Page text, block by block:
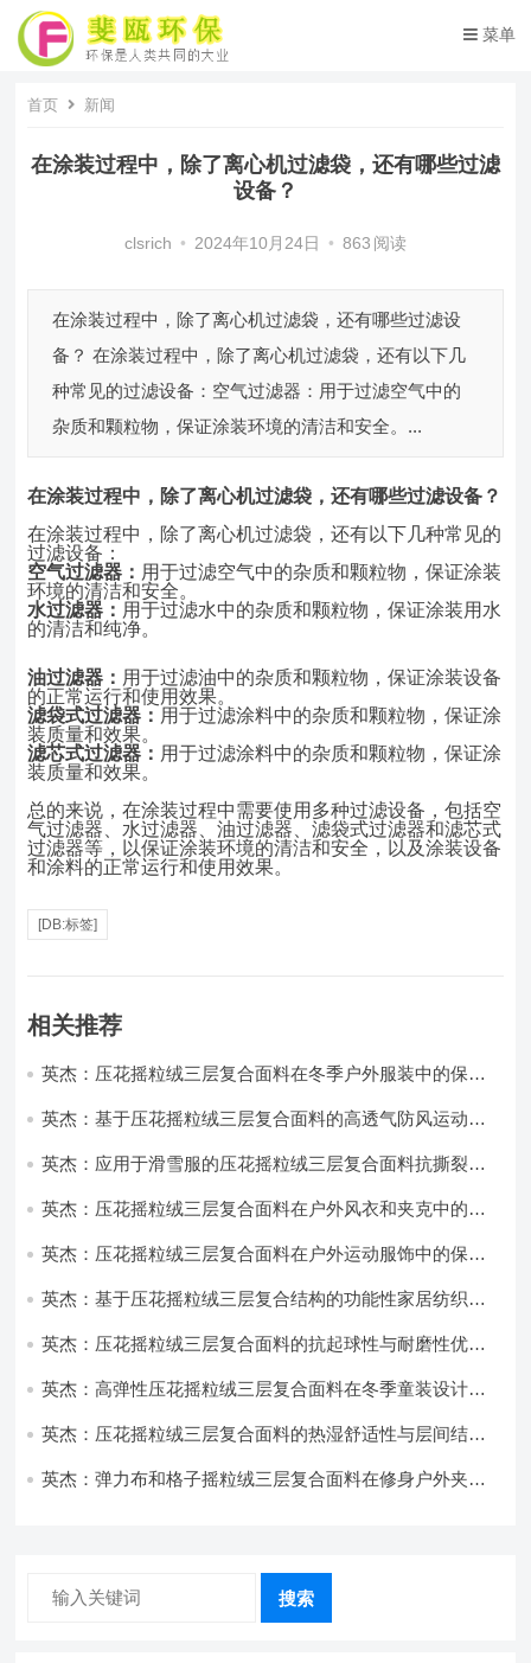
菜单
首页 新闻
在涂装过程中，除了离心机过滤袋，还有哪些过滤
设备？
clsrich • 2024年10月24日 • 863 阅读
在涂装过程中，除了离心机过滤袋，还有哪些过滤设
备？ 在涂装过程中，除了离心机过滤袋，还有以下几
种常见的过滤设备：空气过滤器：用于过滤空气中的
杂质和颗粒物，保证涂装环境的清洁和安全。...
在涂装过程中，除了离心机过滤袋，还有哪些过滤设备？
在涂装过程中，除了离心机过滤袋，还有以下几种常见的
过滤设备：
空气过滤器： 用于过滤空气中的杂质和颗粒物，保证涂装
环境的清洁和安全。
水过滤器： 用于过滤水中的杂质和颗粒物，保证涂装用水
的清洁和纯净。
油过滤器： 用于过滤油中的杂质和颗粒物，保证涂装设备
的正常运行和使用效果。
滤袋式过滤器： 用于过滤涂料中的杂质和颗粒物，保证涂
装质量和效果。
滤芯式过滤器： 用于过滤涂料中的杂质和颗粒物，保证涂
装质量和效果。
总的来说，在涂装过程中需要使用多种过滤设备，包括空
气过滤器、水过滤器、油过滤器、滤袋式过滤器和滤芯式
过滤器等，以保证涂装环境的清洁和安全，以及涂装设备
和涂料的正常运行和使用效果。
[DB:标签]
相关推荐
英杰：压花摇粒绒三层复合面料在冬季户外服装中的保暖
英杰：基于压花摇粒绒三层复合面料的高透气防风运动服
英杰：应用于滑雪服的压花摇粒绒三层复合面料抗撕裂与
英杰：压花摇粒绒三层复合面料在户外风衣和夹克中的应
英杰：压花摇粒绒三层复合面料在户外运动服饰中的保暖
英杰：基于压花摇粒绒三层复合结构的功能性家居纺织品
英杰：压花摇粒绒三层复合面料的抗起球性与耐磨性优化
英杰：高弹性压花摇粒绒三层复合面料在冬季童装设计中
英杰：压花摇粒绒三层复合面料的热湿舒适性与层间结合
英杰：弹力布和格子摇粒绒三层复合面料在修身户外夹克
搜索